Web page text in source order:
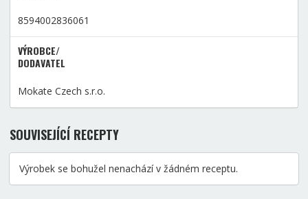
8594002836061
VÝROBCE/
DODAVATEL
Mokate Czech s.r.o.
SOUVISEJÍCÍ RECEPTY
Výrobek se bohužel nenachází v žádném receptu.